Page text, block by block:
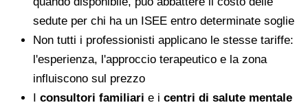
sedute per chi ha un ISEE entro determinate soglie
Non tutti i professionisti applicano le stesse tariffe:
l'esperienza, l'approccio terapeutico e la zona
influiscono sul prezzo
I consultori familiari e i centri di salute mentale